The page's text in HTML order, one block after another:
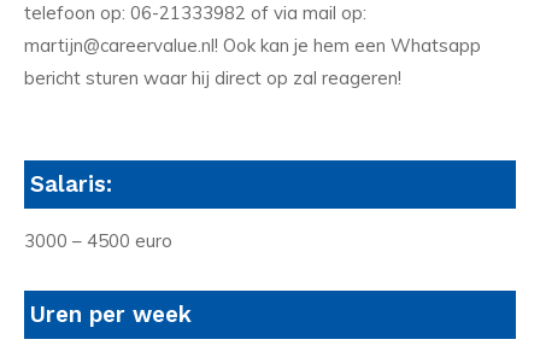
telefoon op: 06-21333982 of via mail op:
martijn@careervalue.nl! Ook kan je hem een Whatsapp
bericht sturen waar hij direct op zal reageren!
Salaris:
3000 – 4500 euro
Uren per week